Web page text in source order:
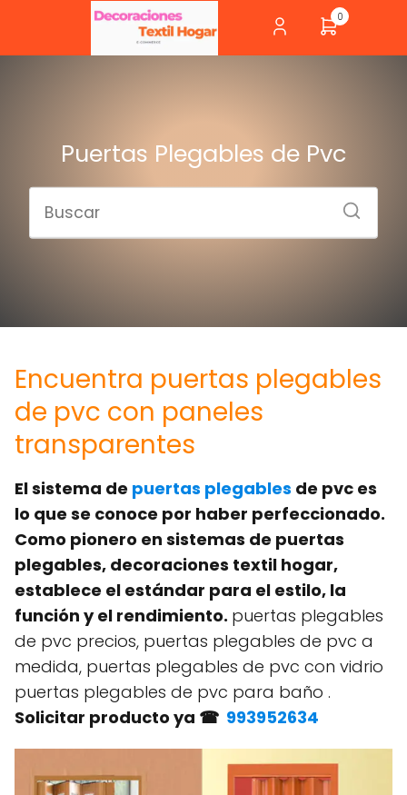
0
Puertas Plegables de Pvc
Encuentra puertas plegables
de pvc con paneles
transparentes
El sistema de puertas plegables de pvc es
lo que se conoce por haber perfeccionado.
Como pionero en sistemas de puertas
plegables, decoraciones textil hogar,
establece el estándar para el estilo, la
función y el rendimiento. puertas plegables
de pvc precios, puertas plegables de pvc a
medida, puertas plegables de pvc con vidrio
puertas plegables de pvc para baño .
Solicitar producto ya ☎ 993952634